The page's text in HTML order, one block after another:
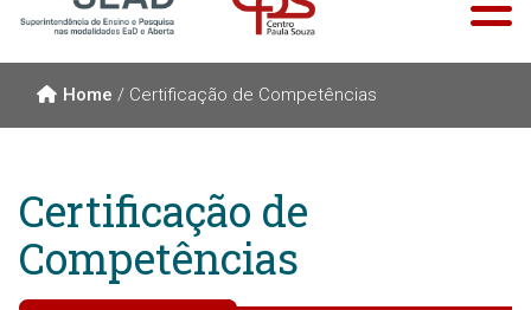
Home / Certificação de Competências
Certificação de
Competências